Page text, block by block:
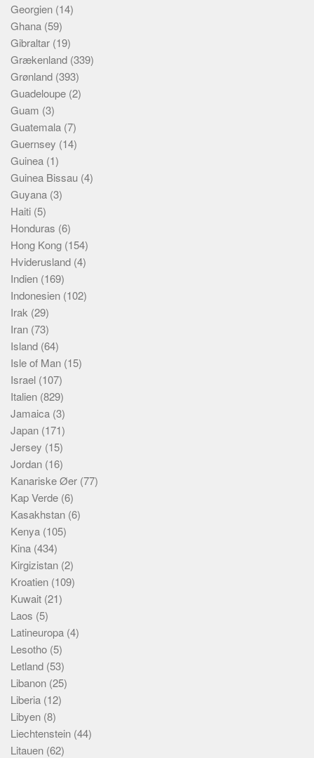
Georgien (14)
Ghana (59)
Gibraltar (19)
Grækenland (339)
Grønland (393)
Guadeloupe (2)
Guam (3)
Guatemala (7)
Guernsey (14)
Guinea (1)
Guinea Bissau (4)
Guyana (3)
Haiti (5)
Honduras (6)
Hong Kong (154)
Hviderusland (4)
Indien (169)
Indonesien (102)
Irak (29)
Iran (73)
Island (64)
Isle of Man (15)
Israel (107)
Italien (829)
Jamaica (3)
Japan (171)
Jersey (15)
Jordan (16)
Kanariske Øer (77)
Kap Verde (6)
Kasakhstan (6)
Kenya (105)
Kina (434)
Kirgizistan (2)
Kroatien (109)
Kuwait (21)
Laos (5)
Latineuropa (4)
Lesotho (5)
Letland (53)
Libanon (25)
Liberia (12)
Libyen (8)
Liechtenstein (44)
Litauen (62)